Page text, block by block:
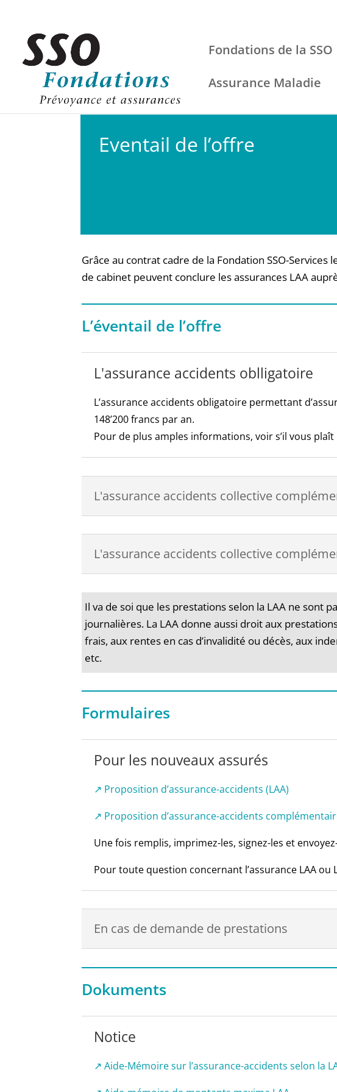
Fondations de la SSO
Assurance Maladie
Eventail de l’offre
Grâce au contrat cadre de la Fondation SSO-
de cabinet peuvent conclure les assurances LAA
L’éventail de l’offre
L'assurance accidents oblligatoire
L’assurance accidents obligatoire permettant
148’200 francs par an.
Pour de plus amples informations, voir s’il vous
L'assurance accidents collective
L'assurance accidents collective
Il va de soi que les prestations selon la LAA ne sont
journalières. La LAA donne aussi droit aux
frais, aux rentes en cas d’invalidité ou décès, aux
etc.
Formulaires
Pour les nouveaux assurés
↗ Proposition d’assurance-accidents (LAA)
↗ Proposition d’assurance-accidents
Une fois remplis, imprimez-les, signez-les et
Pour toute question concernant l’assurance LAA ou
En cas de demande de prestations
Dokuments
Notice
↗ Aide-Mémoire sur l’assurance-accidents selon la